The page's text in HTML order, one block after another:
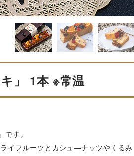
」 1本 ※常温
す。
イフルーツとカシュ―ナッツやくるみ